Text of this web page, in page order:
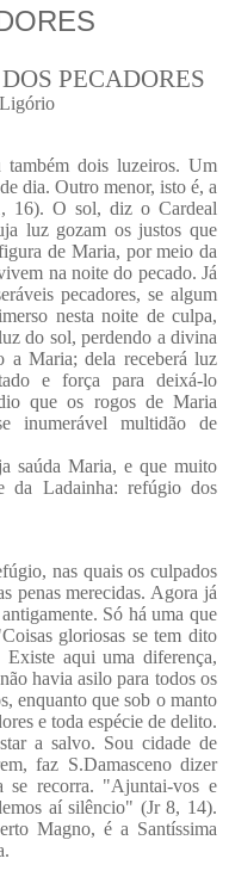
PECADORES
dois luzeiros. Um
dia. Outro menor, isto é, a
16). O sol, diz o Cardeal
luz gozam os justos que
de Maria, por meio da
na noite do pecado. Já
pecadores, se algum
nesta noite de culpa,
do sol, perdendo a divina
a Maria; dela receberá luz
e força para deixá-lo
que os rogos de Maria
inumerável multidão de
saúda Maria, e que muito
da Ladainha: refúgio dos
nas quais os culpados
penas merecidas. Agora já
Só há uma que
gloriosas se tem dito
aqui uma diferença,
havia asilo para todos os
enquanto que sob o manto
e toda espécie de delito.
a salvo. Sou cidade de
faz S.Damasceno dizer
se recorra. "Ajuntai-vos e
aí silêncio" (Jr 8, 14).
Magno, é a Santíssima